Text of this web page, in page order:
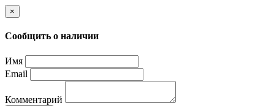
×
Сообщить о наличии
Имя
Email
Комментарий